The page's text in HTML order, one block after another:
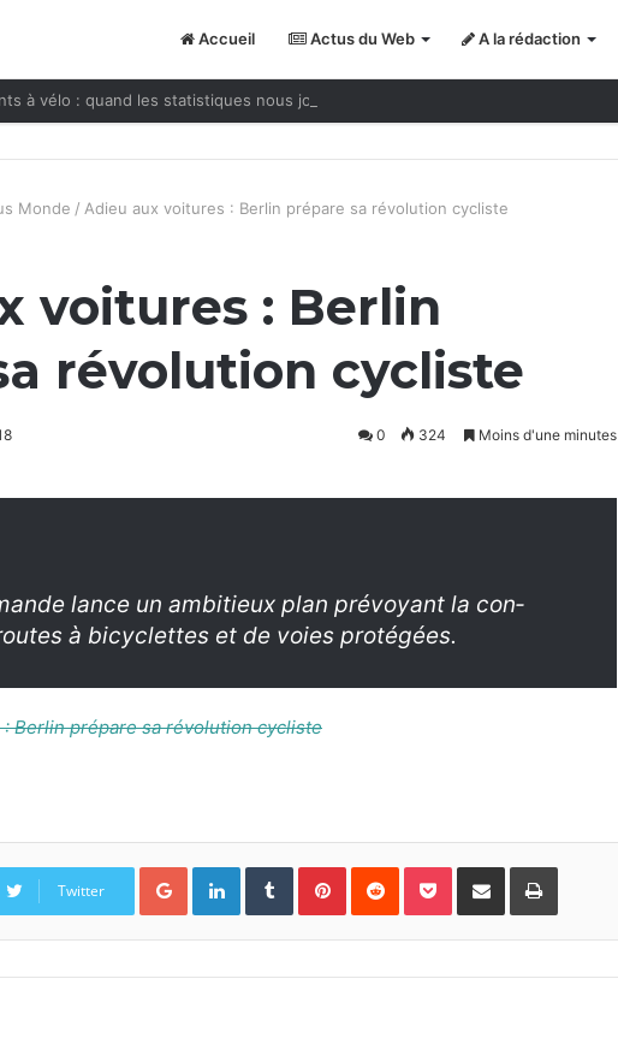
Accueil Actus du Web A la rédaction
à vélo : quand les statistiques nous jouent des tours
Monde / Adieu aux voitures : Berlin prépare sa révolution cycliste
voitures : Berlin
révolution cycliste
0 324 Moins d'une minutes
lance un ambitieux plan prévoy­ant la con­
à bicy­clettes et de voies pro­tégées.
Berlin pré­pare sa révo­lu­tion cycliste
Twitter
Google+LinkedInTumblr PinterestReddit Pocket Partager par courriel